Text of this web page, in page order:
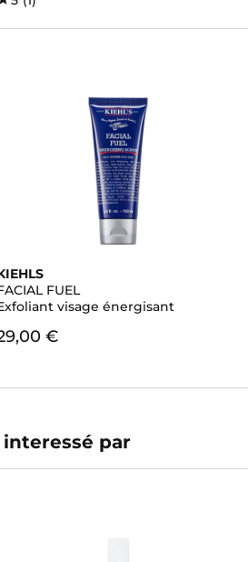
FUEL
visage énergisant
€
par